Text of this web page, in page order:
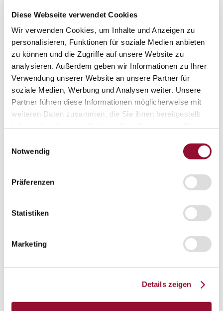
Diese Webseite verwendet Cookies
Wir verwenden Cookies, um Inhalte und Anzeigen zu
personalisieren, Funktionen für soziale Medien anbieten
zu können und die Zugriffe auf unsere Website zu
analysieren. Außerdem geben wir Informationen zu Ihrer
Verwendung unserer Website an unsere Partner für
soziale Medien, Werbung und Analysen weiter. Unsere
Partner führen diese Informationen möglicherweise mit
weiteren Daten zusammen, die Sie ihnen bereitgestellt
Notwendig
Präferenzen
Statistiken
Marketing
Details zeigen
Übersicht
Volltüren
Structural Glazing Türen